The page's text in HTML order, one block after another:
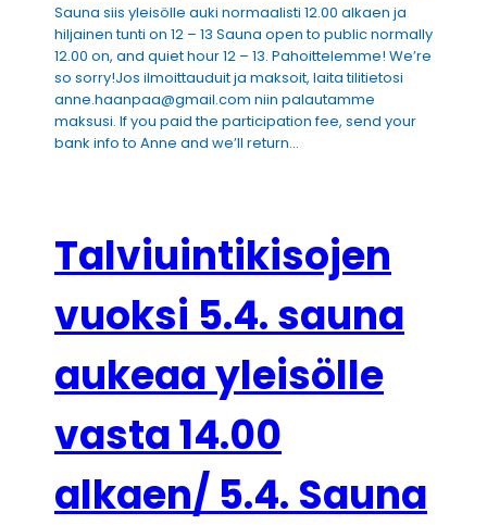
Sauna siis yleisölle auki normaalisti 12.00 alkaen ja
hiljainen tunti on 12 – 13 Sauna open to public normally
12.00 on, and quiet hour 12 – 13. Pahoittelemme! We’re
so sorry!Jos ilmoittauduit ja maksoit, laita tilitietosi
anne.haanpaa@gmail.com niin palautamme
maksusi. If you paid the participation fee, send your
bank info to Anne and we’ll return…
Talviuintikisojen
vuoksi 5.4. sauna
aukeaa yleisölle
vasta 14.00
alkaen/ 5.4. Sauna